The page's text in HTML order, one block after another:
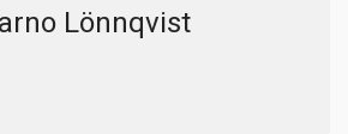
Lönnqvist